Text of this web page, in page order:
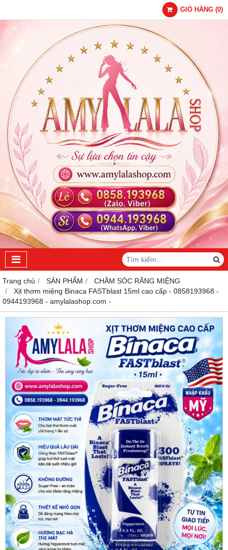
GIỎ HÀNG (0)
Trang chủ SẢN PHẨM
CHĂM SÓC RĂNG MIỆNG
Xịt thơm miệng Binaca FASTblast 15ml cao cấp - 0858193968 -
0944193968 - amylalashop.com -